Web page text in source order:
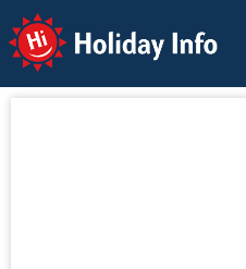
Holiday Info